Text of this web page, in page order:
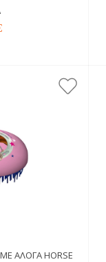
ΑΛΟΓΑ HORSE